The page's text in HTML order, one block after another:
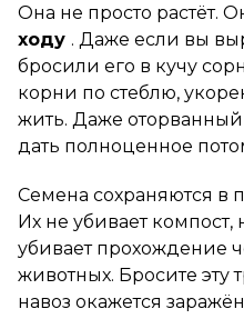
Она не просто растёт.
ходу . Даже если вы
бросили его в кучу
корни по стеблю,
жить. Даже
дать полноценное
Семена сохраняются в
Их не убивает компост,
убивает прохождение
животных. Бросите эту
навоз окажется